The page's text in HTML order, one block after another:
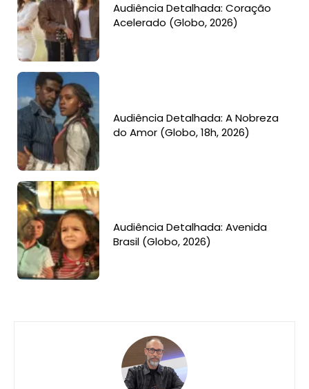
Audiência Detalhada: Coração
Acelerado (Globo, 2026)
Audiência Detalhada: A Nobreza
do Amor (Globo, 18h, 2026)
Audiência Detalhada: Avenida
Brasil (Globo, 2026)